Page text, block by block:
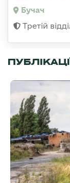
Бучач
Третій